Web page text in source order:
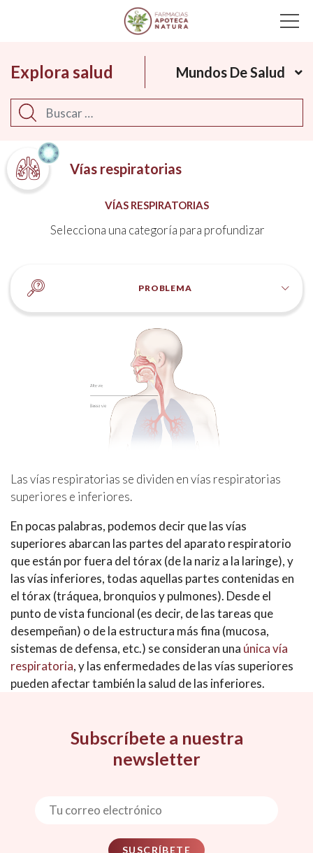
Main Navigation
Explora salud Mundos De Salud
Buscar
Vías respiratorias
VÍAS RESPIRATORIAS
Selecciona una categoría para profundizar
PROBLEMA
Las vías respiratorias se dividen en vías respiratorias
superiores e inferiores.
En pocas palabras, podemos decir que las vías
superiores abarcan las partes del aparato respiratorio
que están por fuera del tórax (de la nariz a la laringe), y
las vías inferiores, todas aquellas partes contenidas en
el tórax (tráquea, bronquios y pulmones). Desde el
punto de vista funcional (es decir, de las tareas que
desempeñan) o de la estructura más fina (mucosa,
sistemas de defensa, etc.) se consideran una única vía
respiratoria, y las enfermedades de las vías superiores
pueden afectar también la salud de las inferiores.
Subscríbete a nuestra
newsletter
SUSCRÍBETE